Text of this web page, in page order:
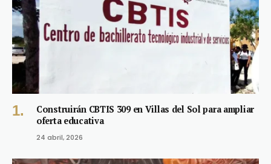
Construirán CBTIS 309 en Villas del Sol para ampliar
oferta educativa
24 abril, 2026